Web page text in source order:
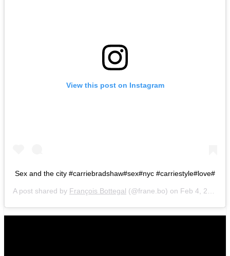
View this post on Instagram
Sex and the city #carriebradshaw#sex#nyc #carriestyle#love#
A post shared by François Bottegal (@frane.bo) on Feb 4, 2019 at 9:46am PST